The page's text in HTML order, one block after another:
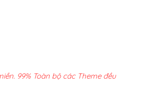
99% Toàn bộ các Theme đều